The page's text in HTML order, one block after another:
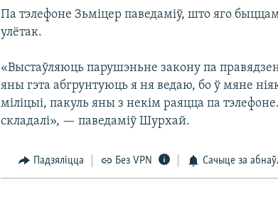
Па тэлефоне Зьміцер паведаміў, што яго
улётак.
«Выстаўляюць парушэньне закону па
яны гэта абгрунтуюць я ня ведаю, бо ў мяне
міліцыі, пакуль яны з некім раяцца па
складалі», — паведаміў Шурхай.
Падзяліцца Без VPN Сачыце за